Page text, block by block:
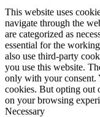
This website uses
navigate through the
are categorized as
essential for the
also use third-party
you use this website.
only with your consent.
cookies. But opting out
on your browsing
Necessary